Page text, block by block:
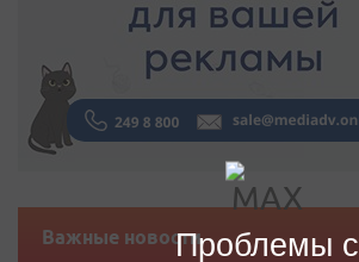
Важные новостиПроблемы с